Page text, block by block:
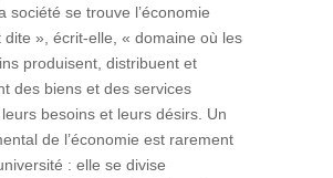
société se trouve l’économie
dite », écrit-elle, « domaine où les
produisent, distribuent et
des biens et des services
besoins et leurs désirs. Un
de l’économie est rarement
: elle se divise